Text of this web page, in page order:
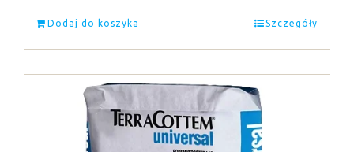
Dodaj do koszyka Szczegóły